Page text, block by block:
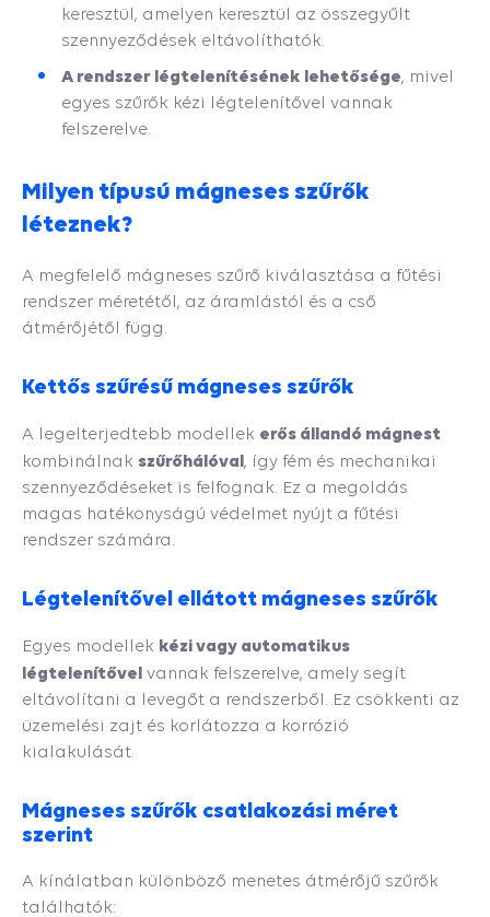
keresztül, amelyen keresztül az összegyűlt
szennyeződések eltávolíthatók.
A rendszer légtelenítésének lehetősége, mivel
egyes szűrők kézi légtelenítővel vannak
felszerelve.
Milyen típusú mágneses szűrők
léteznek?
A megfelelő mágneses szűrő kiválasztása a fűtési
rendszer méretétől, az áramlástól és a cső
átmérőjétől függ.
Kettős szűrésű mágneses szűrők
A legelterjedtebb modellek erős állandó mágnest
kombinálnak szűrőhálóval, így fém és mechanikai
szennyeződéseket is felfognak. Ez a megoldás
magas hatékonyságú védelmet nyújt a fűtési
rendszer számára.
Légtelenítővel ellátott mágneses szűrők
Egyes modellek kézi vagy automatikus
légtelenítővel vannak felszerelve, amely segít
eltávolítani a levegőt a rendszerből. Ez csökkenti az
üzemelési zajt és korlátozza a korrózió
kialakulását.
Mágneses szűrők csatlakozási méret
szerint
A kínálatban különböző menetes átmérőjű szűrők
találhatók: